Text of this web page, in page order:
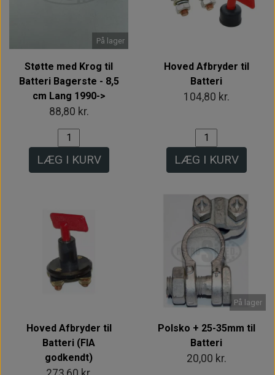
På lager
Støtte med Krog til
Batteri Bagerste - 8,5
cm Lang 1990->
88,80 kr.
LÆG I KURV
Hoved Afbryder til
Batteri
104,80 kr.
LÆG I KURV
Hoved Afbryder til
Batteri (FIA
godkendt)
På lager
Polsko + 25-35mm til
Batteri
20,00 kr.